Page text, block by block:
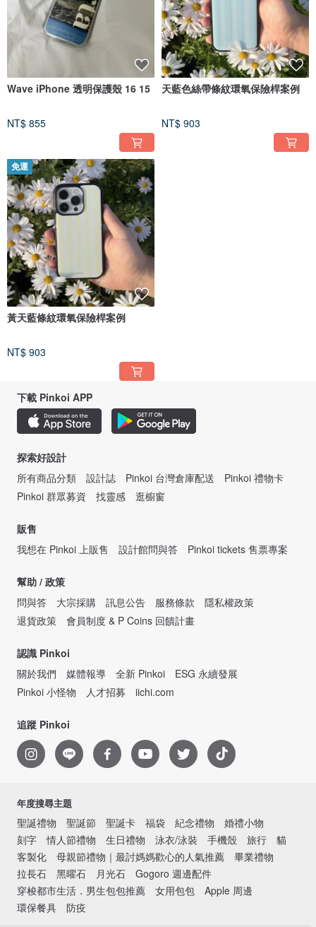
Wave iPhone 透明保護殼 16 15
NT$ 855
天藍色絲帶條紋環氧保險桿案例
NT$ 903
免運
黃天藍條紋環氧保險桿案例
NT$ 903
下載 Pinkoi APP
探索好設計
所有商品分類
設計誌 Pinkoi 台灣倉庫配送
Pinkoi 禮物卡
Pinkoi 群眾募資
找靈感 逛櫥窗
販售
我想在 Pinkoi 上販售
設計館問與答 Pinkoi tickets 售票專案
幫助 / 政策
問與答
大宗採購 訊息公告 服務條款
隱私權政策
退貨政策
會員制度 & P Coins 回饋計畫
認識 Pinkoi
關於我們
媒體報導 全新 Pinkoi
ESG 永續發展
Pinkoi 小怪物
人才招募 iichi.com
追蹤 Pinkoi
年度搜尋主題
聖誕禮物 聖誕節 聖誕卡 福袋 紀念禮物
婚禮小物
刻字
情人節禮物 生日禮物 泳衣/泳裝 手機殼 旅行
貓
客製化
母親節禮物｜最討媽媽歡心的人氣推薦
畢業禮物
拉長石
黑曜石 月光石
Gogoro 週邊配件
穿梭都市生活．男生包包推薦
女用包包
Apple 周邊
環保餐具
防疫